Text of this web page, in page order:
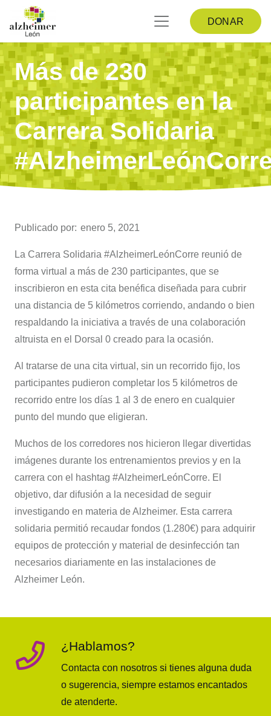
DONAR
Más de 230
participantes en la
Carrera Solidaria
Publicado por: enero 5, 2021
La Carrera Solidaria #AlzheimerLeónCorre reunió de
forma virtual a más de 230 participantes, que se
inscribieron en esta cita benéfica diseñada para cubrir
una distancia de 5 kilómetros corriendo, andando o bien
respaldando la iniciativa a través de una colaboración
altruista en el Dorsal 0 creado para la ocasión.
Al tratarse de una cita virtual, sin un recorrido fijo, los
participantes pudieron completar los 5 kilómetros de
recorrido entre los días 1 al 3 de enero en cualquier
punto del mundo que eligieran.
Muchos de los corredores nos hicieron llegar divertidas
imágenes durante los entrenamientos previos y en la
carrera con el hashtag #AlzheimerLeónCorre. El
objetivo, dar difusión a la necesidad de seguir
investigando en materia de Alzheimer. Esta carrera
solidaria permitió recaudar fondos (1.280€) para adquirir
equipos de protección y material de desinfección tan
necesarios diariamente en las instalaciones de
Alzheimer León.
¿Hablamos?
Contacta con nosotros si tienes alguna duda
o sugerencia, siempre estamos encantados
de atenderte.